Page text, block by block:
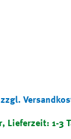
Lieferzeit: 1-3